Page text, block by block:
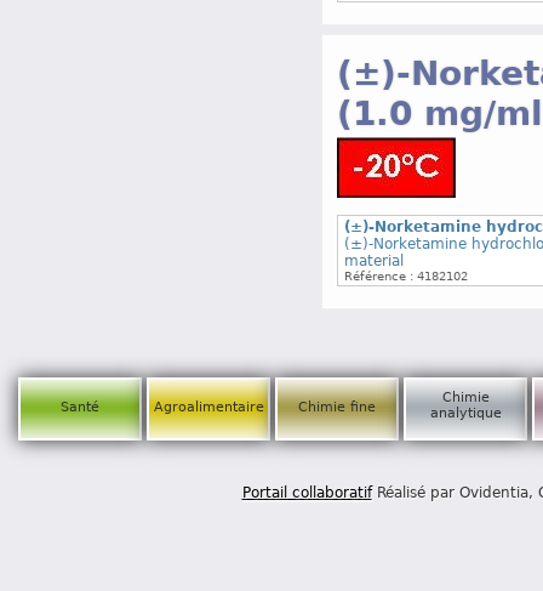
(±)-
(1.0 mg/
(±)-Norketamine
(±)-Norketamine
material
Référence : 4182102
Santé Agroalimentaire Chimie fine
Chimie
analytique
Portail collaboratifRéalisé par Ovidentia,